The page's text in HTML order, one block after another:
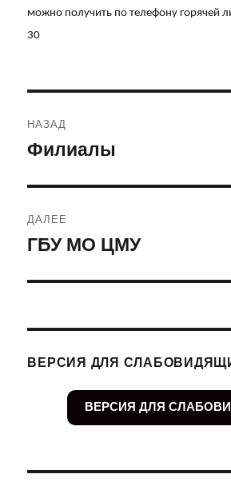
можно получить по телефону горячей
30
по
НАЗАД
Предыдущая
Филиалы
ДАЛЕЕ
Следующая
ГБУ МО ЦМУ
ВЕРСИЯ ДЛЯ
ВЕРСИЯ ДЛЯ